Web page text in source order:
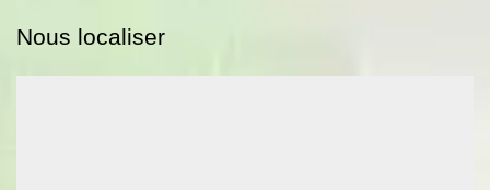
Nous localiser